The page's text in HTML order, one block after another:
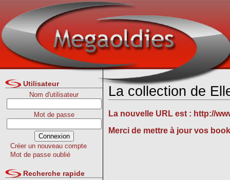
Utilisateur
Nom d'utilisateur
Mot de passe
Créer un nouveau compte
Mot de passe oublié
Recherche rapide
La collection de
La nouvelle URL est : http://
Merci de mettre à jour vos